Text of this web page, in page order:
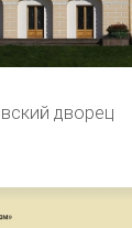
дворец